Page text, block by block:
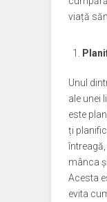
viață
Unul
ale unei
este
ți
mânca
Acesta
evita